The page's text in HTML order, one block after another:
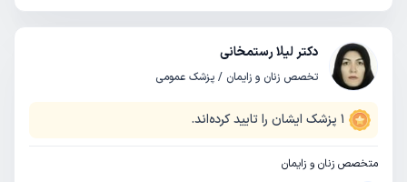
دکتر لیلا رستمخانی
تخصص زنان و زایمان / پزشک عمومی
1 پزشک ایشان را تایید کرده‌اند.
متخصص زنان و زایمان